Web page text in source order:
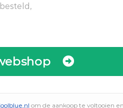
om de aankoop te voltooien en